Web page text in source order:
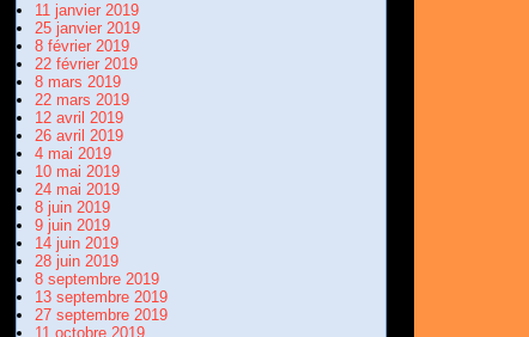
11 janvier 2019
25 janvier 2019
8 février 2019
22 février 2019
8 mars 2019
22 mars 2019
12 avril 2019
26 avril 2019
4 mai 2019
10 mai 2019
24 mai 2019
8 juin 2019
9 juin 2019
14 juin 2019
28 juin 2019
8 septembre 2019
13 septembre 2019
27 septembre 2019
11 octobre 2019